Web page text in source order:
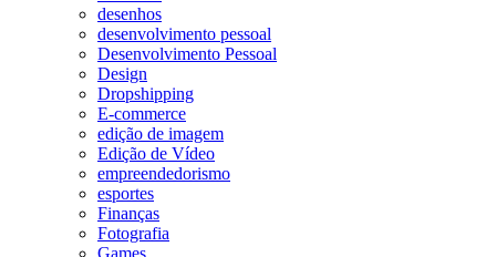
desenhos
desenvolvimento pessoal
Desenvolvimento Pessoal
Design
Dropshipping
E-commerce
edição de imagem
Edição de Vídeo
empreendedorismo
esportes
Finanças
Fotografia